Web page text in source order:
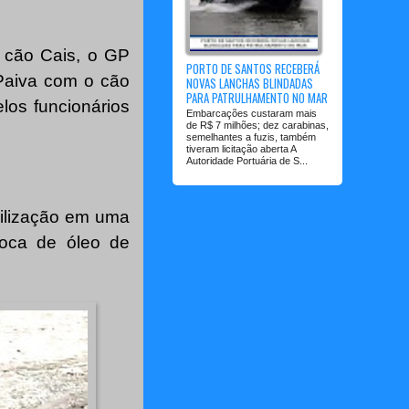
Cais, o GP
com o cão
funcionários
em uma
de óleo de
PORTO DE SANTOS RECEBERÁ
NOVAS LANCHAS BLINDADAS
PARA PATRULHAMENTO NO MAR
Embarcações custaram mais
de R$ 7 milhões; dez carabinas,
semelhantes a fuzis, também
tiveram licitação aberta A
Autoridade Portuária de S...